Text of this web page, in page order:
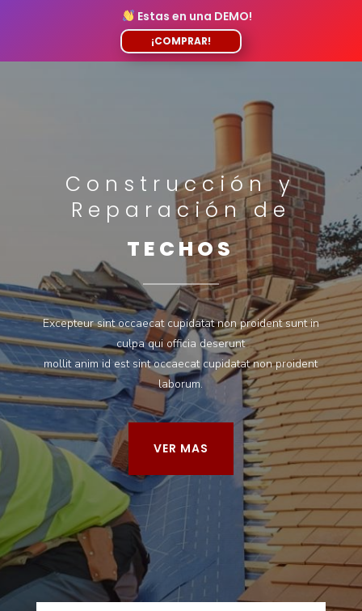
Estas en una DEMO!
¡COMPRAR!
Construcción y
Reparación de
TECHOS
Excepteur sint occaecat cupidatat non proident sunt in
culpa qui officia deserunt
mollit anim id est sint occaecat cupidatat non proident
laborum.
VER MAS